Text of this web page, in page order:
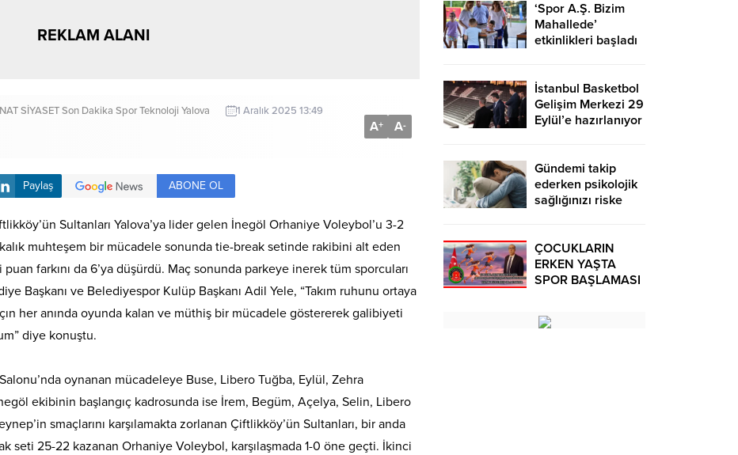
REKLAM ALANI
SİYASETSon Dakika SporTeknoloji Yalova 1 Aralık 2025 13:49
A+ A-
Paylaş ABONE OL
Sultanları Yalova’ya lider gelen İnegöl Orhaniye Voleybol’u 3-2
muhteşem bir mücadele sonunda tie-break setinde rakibini alt eden
farkını da 6’ya düşürdü. Maç sonunda parkeye inerek tüm sporcuları
Başkanı ve Belediyespor Kulüp Başkanı Adil Yele, “Takım ruhunu ortaya
her anında oyunda kalan ve müthiş bir mücadele göstererek galibiyeti
diye konuştu.
oynanan mücadeleye Buse, Libero Tuğba, Eylül, Zehra
ekibinin başlangıç kadrosunda ise İrem, Begüm, Açelya, Selin, Libero
smaçlarını karşılamakta zorlanan Çiftlikköy’ün Sultanları, bir anda
seti 25-22 kazanan Orhaniye Voleybol, karşılaşmada 1-0 öne geçti. İkinci
‘Spor A.Ş. Bizim
Mahallede’
etkinlikleri başladı
İstanbul Basketbol
Gelişim Merkezi 29
Eylül’e hazırlanıyor
Gündemi takip
ederken psikolojik
sağlığınızı riske
ÇOCUKLARIN
ERKEN YAŞTA
SPOR BAŞLAMASI
TEHLİKELERDEN
UZAK TUTUMUŞ